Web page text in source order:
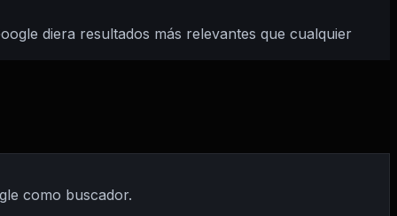
diera resultados más relevantes que cualquier
como buscador.